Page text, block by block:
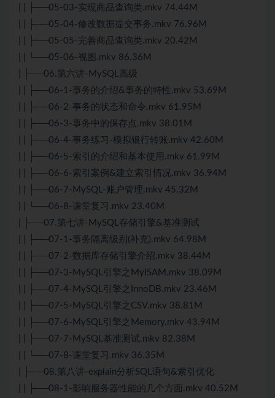
| | ├──05-03-实现商品查询类.mkv 74.44M
| | ├──05-04-修改数据提交事务.mkv 76.96M
| | ├──05-05-完善商品查询类.mkv 20.42M
| | └──05-06-视图.mkv 86.36M
| ├──06.第六讲- MySQL 高级
| | ├──06-1-事务的介绍&事务的特性.mkv 53.69M
| | ├──06-2-事务的状态和命令.mkv 61.95M
| | ├──06-3-事务中的保存点.mkv 38.01M
| | ├──06-4-事务练习-模拟银行转账.mkv 42.60M
| | ├──06-5-索引的介绍和基本使用.mkv 61.99M
| | ├──06-6-索引案例&建立索引情况.mkv 36.94M
| | ├──06-7- MySQL -账户管理.mkv 45.32M
| | └──06-8-课堂复习.mkv 23.40M
| ├──07.第七讲-MySQL存储引擎&基准 测试
| | ├──07-1-事务隔离级别(补充).mkv 64.98M
| | ├──07-2-数据库存储引擎介绍.mkv 38.44M
| | ├──07-3-MySQL引擎之MyISAM.mkv 38.09M
| | ├──07-4-MySQL引擎之InnoDB.mkv 23.46M
| | ├──07-5-MySQL引擎之CSV.mkv 38.81M
| | ├──07-6-MySQL引擎之Memory.mkv 43.94M
| | ├──07-7-MySQL基准 测试.mkv 82.38M
| | └──07-8-课堂复习.mkv 36.35M
| ├──08.第八讲-explain分析SQL语句&索引优化
| | ├──08-1-影响服务器性能的几个方面.mkv 40.52M